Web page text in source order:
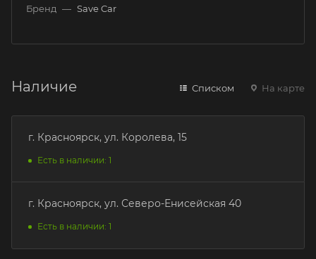
Бренд — Save Car
Наличие Списком На карте
г. Красноярск, ул. Королева, 15
Есть в наличии: 1
г. Красноярск, ул. Северо-Енисейская 40
Есть в наличии: 1